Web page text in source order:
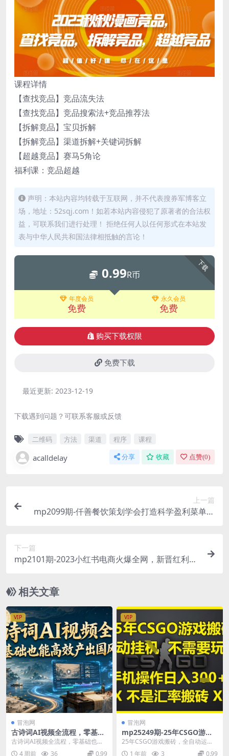
课程详情
【查找竞品】竞品流失法
【查找竞品】竞品搜索法+竞品推荐法
【拆解竟品】宝贝拆解
【拆解竞品】渠道拆解+关键词拆解
【超越竟品】赛马5角论
福利课：竞品超越
声明：本站内容均转载于互联网，并不代表搜券军博客立
场，地址：52sqj.com！如若本站内容侵犯了原著者的合法权
益，可联系我们进行处理！ 拒绝任何人以任何形式在本站发
表与中华人民共和国法律相抵触的言论！
下载
0.99R币
年度会员
免费
永久会员
免费
购买下载权限
免费下载
最近更新: 2023-12-19
下载遇到问题？可联系客服或反馈
二维码 方法 渠道 程序 课程
acalldelay 分享 收藏 点赞(0)
上一篇
mp2099期-仟善餐饮策划学会打造科学盈利菜单，
利菜单)
下一篇
mp2101期-2023小红书电商火爆全网，新晋红利，
电商新晋红利与风口项目解析)
相关文章
VIP
冒泡网
古诗词AI视频全流程，零基础
也能高效产出国风佳作
古诗词AI视频全流程，零基础也能
高效产出国风佳作 课程介绍 从诗词
4 周前 36 0.99
VIP
冒泡网
mp25249期-25年CSGO游戏
搬砖，全自动运行，不需要玩
游戏，手机操作日入3张(不是
25年CSGO游戏搬砖，全自动运
行，不需要玩游戏，手机操作日入3
1 年前 3 0.99